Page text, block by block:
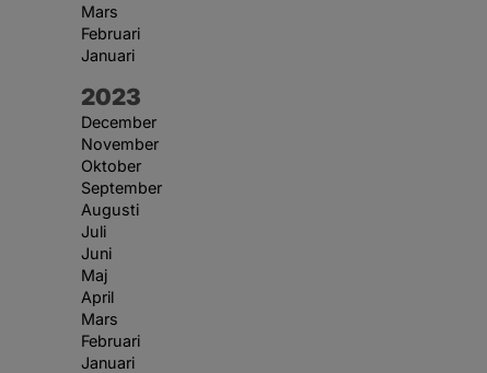
Mars
Februari
Januari
År:
2023
December
November
Oktober
September
Augusti
Juli
Juni
Maj
April
Mars
Februari
Januari